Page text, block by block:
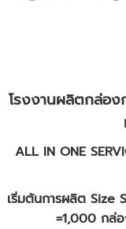
โรงงานผลิตกล่อง
ALL IN ONE
เริ่มต้นการผลิต Size
=1,000 กล่